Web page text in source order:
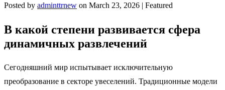
Posted by adminttrnew on March 23, 2026 | Featured
В какой степени развивается сфера
динамичных развлечений
Сегодняшний мир испытывает исключительную
преобразование в секторе увеселений. Традиционные модели